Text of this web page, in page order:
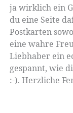
ja wirklich ein
du eine Seite
Postkarten
eine wahre
Liebhaber ein
gespannt, wie
:-). Herzliche